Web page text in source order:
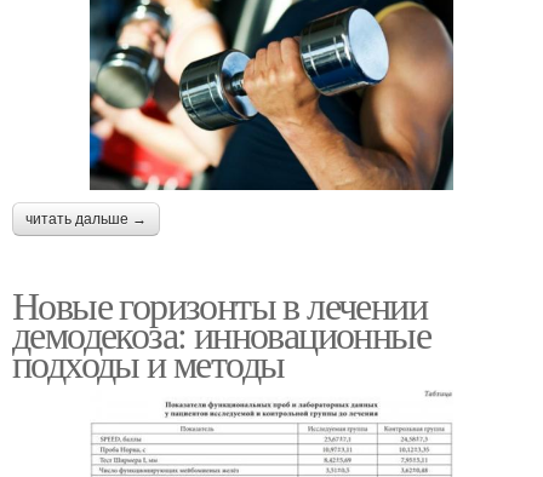
читать дальше →
Новые горизонты в лечении
демодекоза: инновационные
подходы и методы